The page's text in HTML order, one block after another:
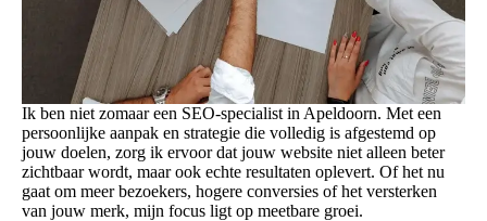
Ik ben niet zomaar een SEO-specialist in Apeldoorn. Met een
persoonlijke aanpak en strategie die volledig is afgestemd op
jouw doelen, zorg ik ervoor dat jouw website niet alleen beter
zichtbaar wordt, maar ook echte resultaten oplevert. Of het nu
gaat om meer bezoekers, hogere conversies of het versterken
van jouw merk, mijn focus ligt op meetbare groei.